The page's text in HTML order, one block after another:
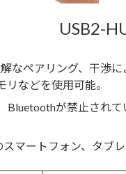
USB2-
なペアリング、干渉
リなどを使用可能。
Bluetoothが禁止され
マートフォン、タブレ